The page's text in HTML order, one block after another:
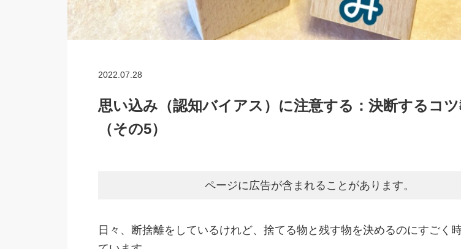
2022.07.28
思い込み（認知バイアス）に注意する：決断するコ
（その5）
ページに広告が含まれることがあります。
日々、断捨離をしているけれど、捨てる物と残す物を決めるのにすごく